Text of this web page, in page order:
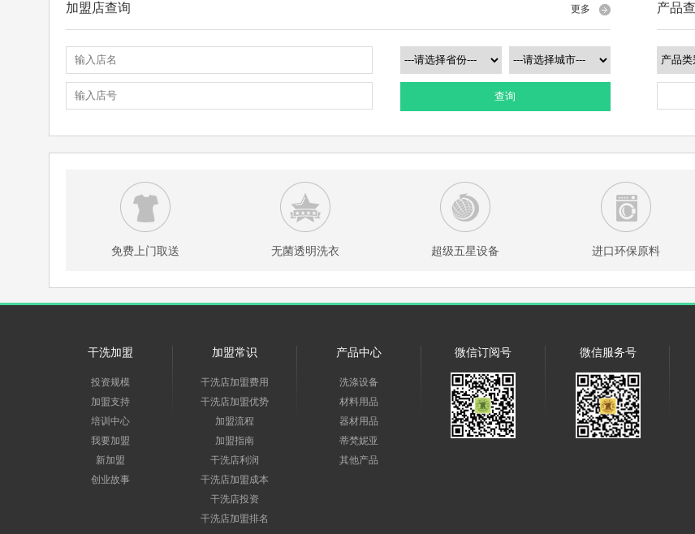
加盟店查询 更多
查询
产品
免费上门取送 无菌透明洗衣 超级五星设备 进口环保原料
干洗加盟
投资规模
加盟支持
培训中心
我要加盟
新加盟
创业故事
加盟常识
干洗店加盟费用
干洗店加盟优势
加盟流程
加盟指南
干洗店利润
干洗店加盟成本
干洗店投资
干洗店加盟排名
产品中心
洗涤设备
材料用品
器材用品
蒂梵妮亚
其他产品
微信订阅号 微信服务号